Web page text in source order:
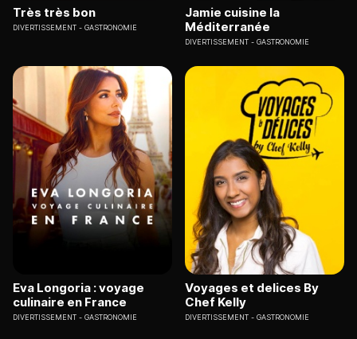
Très très bon
DIVERTISSEMENT GASTRONOMIE
Jamie cuisine la
Méditerranée
DIVERTISSEMENT GASTRONOMIE
Eva Longoria : voyage
culinaire en France
DIVERTISSEMENT GASTRONOMIE
Voyages et delices By
Chef Kelly
DIVERTISSEMENT GASTRONOMIE